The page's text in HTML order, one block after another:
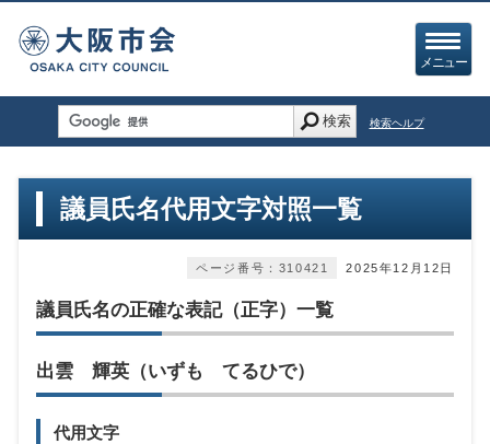
メニュー
検索 検索ヘルプ
議員氏名代用文字対照一覧
2025年12月12日
ページ番号：310421
議員氏名の正確な表記（正字）一覧
出雲 輝英（いずも てるひで）
代用文字